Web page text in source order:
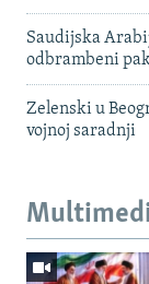
Saudijska
odbrambeni
Zelenski u
vojnoj saradnji